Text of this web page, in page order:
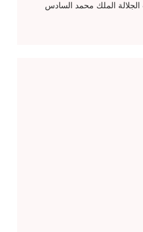
الملك محمد السادس